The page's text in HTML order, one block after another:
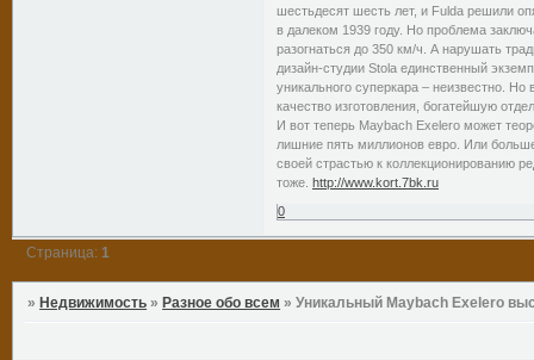
шестьдесят шесть лет, и Fulda решили
в далеком 1939 году. Но проблема
разогнаться до 350 км/ч. А нарушать
дизайн-студии Stola единственный
уникального суперкара – неизвестно.
качество изготовления, богатейшую
И вот теперь Maybach Exelero может
лишние пять миллионов евро. Или
своей страстью к коллекционированию
тоже.http://www.kort.7bk.ru
0
Страница:1
» Недвижимость » Разное обо всем »Уникальный Maybach Exelero